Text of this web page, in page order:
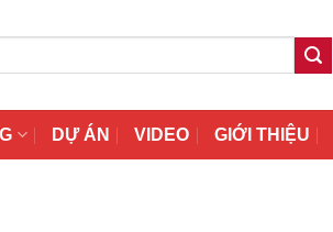
DỰ ÁN VIDEO GIỚI THIỆU